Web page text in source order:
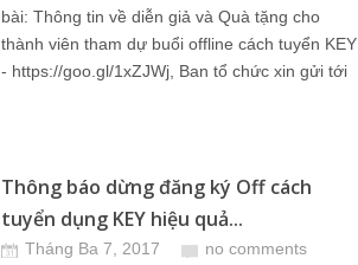
bài: Thông tin về diễn giả và Quà tặng cho
thành viên tham dự buổi offline cách tuyển KEY
- https://goo.gl/1xZJWj, Ban tổ chức xin gửi tới
Thông báo dừng đăng ký Off cách
tuyển dụng KEY hiệu quả...
Tháng Ba 7, 2017 no comments